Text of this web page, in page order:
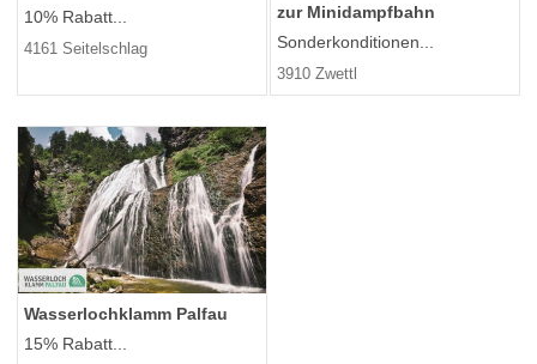
10% Rabatt...
4161 Seitelschlag
zur Minidampfbahn
Sonderkonditionen...
3910 Zwettl
Wasserlochklamm Palfau
15% Rabatt...